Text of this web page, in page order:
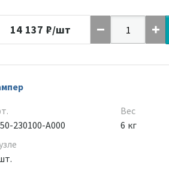
14 137 ₽/шт
230100-A000
Вес
6 кг